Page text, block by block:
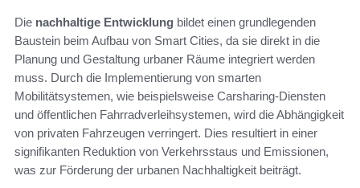
Die nachhaltige Entwicklung bildet einen grundlegenden
Baustein beim Aufbau von Smart Cities, da sie direkt in die
Planung und Gestaltung urbaner Räume integriert werden
muss. Durch die Implementierung von smarten
Mobilitätsystemen, wie beispielsweise Carsharing-Diensten
und öffentlichen Fahrradverleihsystemen, wird die Abhängigkeit
von privaten Fahrzeugen verringert. Dies resultiert in einer
signifikanten Reduktion von Verkehrsstaus und Emissionen,
was zur Förderung der urbanen Nachhaltigkeit beiträgt.